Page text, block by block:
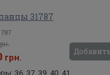
31787
грн.
36, 37, 39, 40, 41